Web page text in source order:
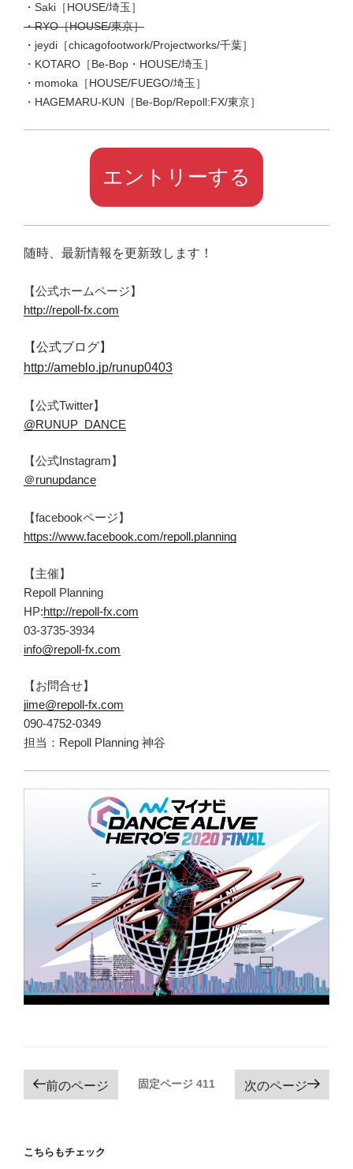
・Saki［HOUSE/埼玉］
・RYO［HOUSE/東京］
・jeydi［chicagofootwork/Projectworks/千葉］
・KOTARO［Be-Bop・HOUSE/埼玉］
・momoka［HOUSE/FUEGO/埼玉］
・HAGEMARU-KUN［Be-Bop/Repoll:FX/東京］
エントリーする
随時、最新情報を更新致します！
【公式ホームページ】
http://repoll-fx.com
【公式ブログ】
http://ameblo.jp/runup0403
【公式Twitter】
@RUNUP_DANCE
【公式Instagram】
＠runupdance
【facebookページ】
https://www.facebook.com/repoll.planning
【主催】
Repoll Planning
HP:http://repoll-fx.com
03-3735-3934
info@repoll-fx.com
【お問合せ】
jime@repoll-fx.com
090-4752-0349
担当：Repoll Planning 神谷
投
稿
ビ
前のページ 固定ページ 411 次のページ
こちらもチェック